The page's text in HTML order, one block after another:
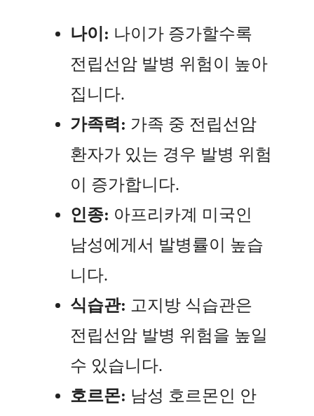
나이: 나이가 증가할수록
전립선암 발병 위험이 높아
집니다.
가족력: 가족 중 전립선암
환자가 있는 경우 발병 위험
이 증가합니다.
인종: 아프리카계 미국인
남성에게서 발병률이 높습
니다.
식습관: 고지방 식습관은
전립선암 발병 위험을 높일
수 있습니다.
호르몬: 남성 호르몬인 안